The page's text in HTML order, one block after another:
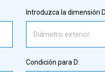
Introduzca la dimensión
Condición para D: